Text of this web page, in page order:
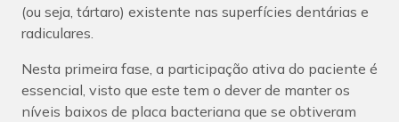
(ou seja, tártaro) existente nas superfícies dentárias e
radiculares.
Nesta primeira fase, a participação ativa do paciente é
essencial, visto que este tem o dever de manter os
níveis baixos de placa bacteriana que se obtiveram